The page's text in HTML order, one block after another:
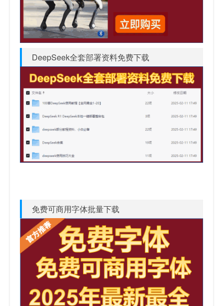
DeepSeek全套部署资料免费下载
免费可商用字体批量下载